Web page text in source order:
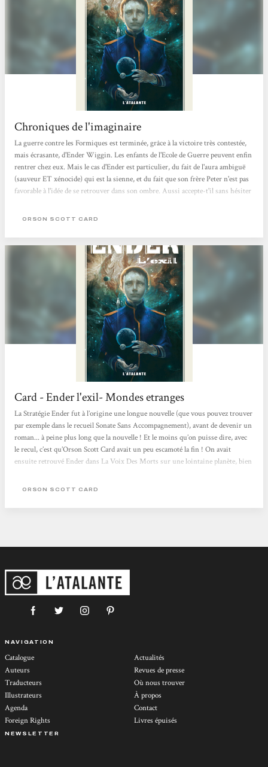
Chroniques de l'imaginaire
La guerre contre les Formiques est terminée, grâce à la victoire très contestée,
mais écrasante, d'Ender Wiggin. Les enfants de l'Ecole de Guerre peuvent enfin
rentrer chez eux. Mais le cas d'Ender est particulier, du fait de l'aura ambiguë
(sauveur ET xénocide) qui est la sienne, et du fait que son frère Peter n'est pas
favorable à l'idée de se retrouver dans son ombre. Aussi accepte-t'il sans hésiter
gouverneur ne lui paraît pas forcément une bonne idée, toutefois. Et une
ORSON SCOTT CARD
Card - Ender l'exil- Mondes etranges
La Stratégie Ender fut à l’origine une longue nouvelle (que vous pouvez trouver
par exemple dans le recueil Sonate Sans Accompagnement), avant de devenir un
roman... à peine plus long que la nouvelle ! Et le moins qu’on puisse dire, avec
le recul, c’est qu’Orson Scott Card avait un peu escamoté la fin ! On avait
ensuite retrouvé Ender dans La Voix Des Morts sur une lointaine planète, bien
suites (Xénocide et Les Enfants de l’Esprit) et quatre autres romans consacrés
ORSON SCOTT CARD
NAVIGATION
Catalogue
Auteurs
Traducteurs
Illustrateurs
Agenda
Foreign Rights
Actualités
Revues de presse
Où nous trouver
À propos
Contact
Livres épuisés
NEWSLETTER